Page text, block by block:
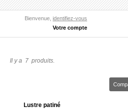
Bienvenue, identifiez-vous
Votre compte
Il y a 7 produits.
Lustre patiné